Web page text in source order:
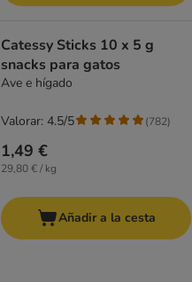
Catessy Sticks 10 x 5 g
snacks para gatos
Ave e hígado
1,49 €
29,80 € / kg
Valorar: 4.5/5 (782)
Añadir a la cesta